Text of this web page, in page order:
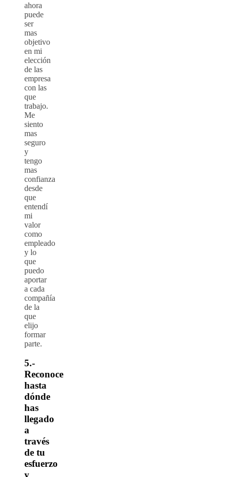
ahora
puede
ser
mas
objetivo
en mi
elección
de las
empresa
con las
que
trabajo.
Me
siento
mas
seguro
y
tengo
mas
confianza
desde
que
entendí
mi
valor
como
empleado
y lo
que
puedo
aportar
a cada
compañía
de la
que
elijo
formar
parte.
5.-
Reconoce
hasta
dónde
has
llegado
a
través
de tu
esfuerzo
y